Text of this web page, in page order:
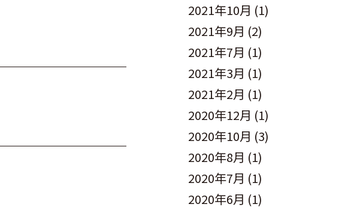
2021年10月 (1)
2021年9月 (2)
2021年7月 (1)
2021年3月 (1)
2021年2月 (1)
2020年12月 (1)
2020年10月 (3)
2020年8月 (1)
2020年7月 (1)
2020年6月 (1)